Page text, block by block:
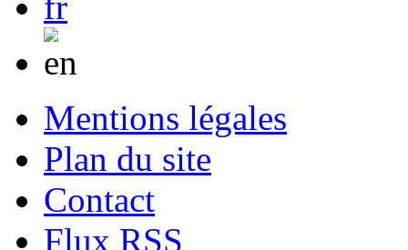
Mentions légales
Plan du site
Contact
Flux RSS